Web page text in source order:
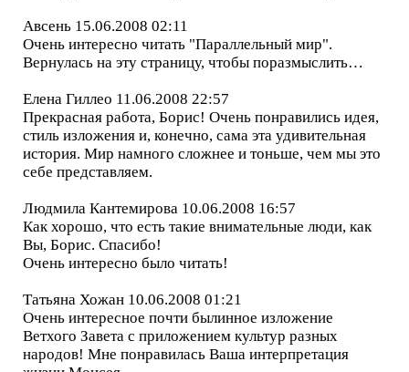
Авсень 15.06.2008 02:11
Очень интересно читать "Параллельный мир".
Вернулась на эту страницу, чтобы поразмыслить…
Елена Гиллео 11.06.2008 22:57
Прекрасная работа, Борис! Очень понравились идея,
стиль изложения и, конечно, сама эта удивительная
история. Мир намного сложнее и тоньше, чем мы это
себе представляем.
Людмила Кантемирова 10.06.2008 16:57
Как хорошо, что есть такие внимательные люди, как
Вы, Борис. Спасибо!
Очень интересно было читать!
Татьяна Хожан 10.06.2008 01:21
Очень интересное почти былинное изложение
Ветхого Завета с приложением культур разных
народов! Мне понравилась Ваша интерпретация